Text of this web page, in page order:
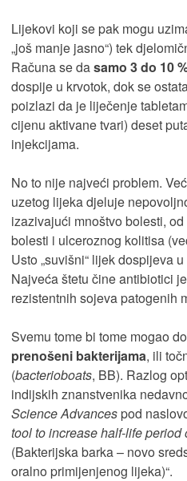
Lijekovi koji se pak mogu
„još manje jasno“) tek
Računa se dasamo 3 do 10
dospije u krvotok, dok se
poizlazi da je liječenje
cijenu aktivane tvari) deset
injekcijama.
No to nije najveći problem.
uzetog lijeka djeluje
izazivajući mnoštvo bolesti,
bolesti i ulceroznog kolitisa
Usto „suvišni“ lijek dospijeva
Najveća štetu čine antibiotici
rezistentnih sojeva patogenih
Svemu tome bi tome mogao
prenošeni bakterijama, ili
(bacterioboats, BB). Razlog
indijskih znanstvenika
Science Advances pod
tool to increase half-life
(Bakterijska barka – novo
oralno primijenjenog lijeka)“.